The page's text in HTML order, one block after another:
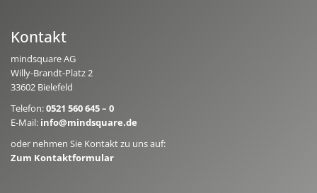
Kontakt
mindsquare AG
Willy-Brandt-Platz 2
33602 Bielefeld
Telefon:0521 560 645 – 0
E-Mail: info@mindsquare.de
oder nehmen Sie Kontakt zu uns auf:
Zum Kontaktformular